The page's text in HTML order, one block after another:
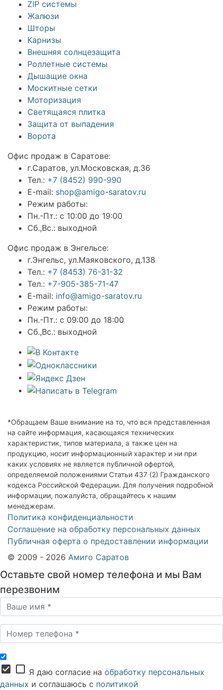
ZIP системы
Жалюзи
Шторы
Карнизы
Внешняя солнцезащита
Роллетные системы
Дышащие окна
Москитные сетки
Моторизация
Светящаяся плитка
Защита от выпадения
Ворота
Офис продаж в Саратове:
г.Саратов, ул.Московская, д.36
Тел.: +7 (8452) 990-990
E-mail: shop@amigo-saratov.ru
Режим работы:
Пн.-Пт.: с 10:00 до 19:00
Сб.,Вс.: выходной
Офис продаж в Энгельсе:
г.Энгельс, ул.Маяковского, д.138
Тел.: +7 (8453) 76-31-32
Тел.: +7-905-385-71-47
E-mail: info@amigo-saratov.ru
Режим работы:
Пн.-Пт.: с 09:00 до 18:00
Сб.,Вс.: выходной
*Обращаем Ваше внимание на то, что вся представленная
на сайте информация, касающаяся технических
характеристик, типов материала, а также цен на
продукцию, носит информационный характер и ни при
каких условиях не является публичной офертой,
определяемой положениями Статьи 437 (2) Гражданского
кодекса Российской Федерации. Для получения подробной
информации, пожалуйста, обращайтесь к нашим
менеджерам.
Политика конфиденциальности
Соглашение на обработку персональных данных
Публичная оферта о предоставлении информации
© 2009 - 2026 Амиго Саратов
Оставьте свой номер телефона и мы Вам
перезвоним
check_box check_box_outline_blank Я даю согласие на обработку персональных
данных и соглашаюсь с политикой